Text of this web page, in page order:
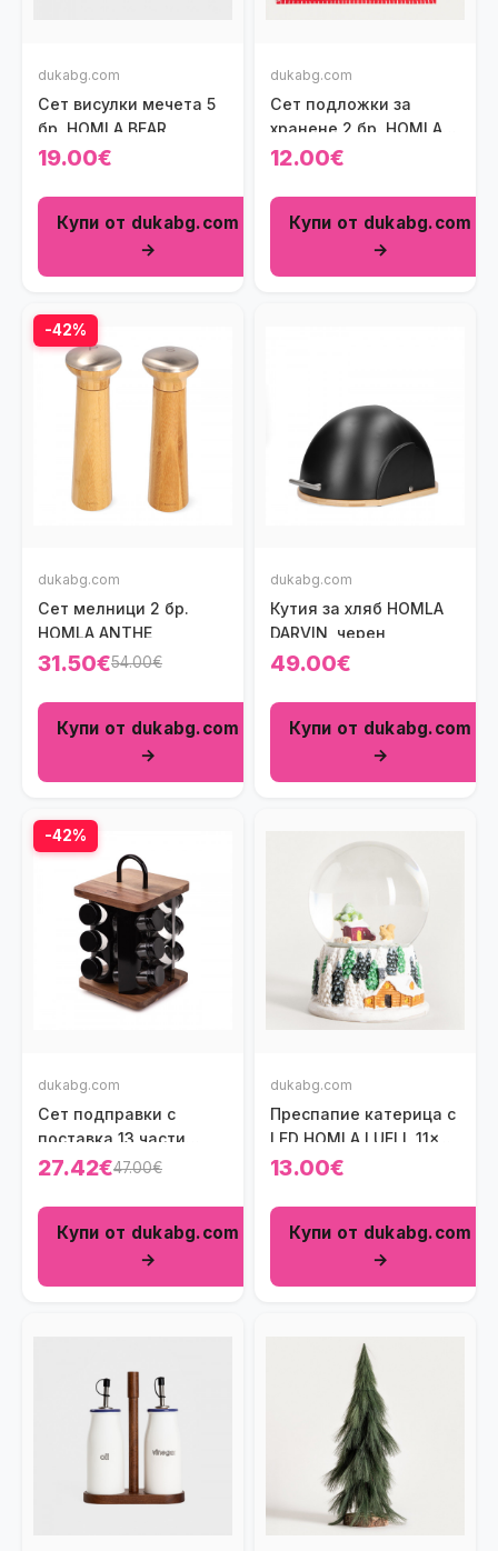
dukabg.com
Сет висулки мечета 5
бр. HOMLA BEAR
19.00€
Купи от dukabg.com
→
dukabg.com
Сет подложки за
хранене 2 бр. HOMLA
MERRICK 40х30 см.
12.00€
Купи от dukabg.com
→
-42%
dukabg.com
Сет мелници 2 бр.
HOMLA ANTHE
31.50€54.00€
Купи от dukabg.com
→
dukabg.com
Кутия за хляб HOMLA
DARVIN, черен
49.00€
Купи от dukabg.com
→
-42%
dukabg.com
Сет подправки с
поставка 13 части
HOMLA LENNЕ
27.42€47.00€
Купи от dukabg.com
→
dukabg.com
Преспапие катерица с
LED HOMLA LUELL 11x8
см.
13.00€
Купи от dukabg.com
→